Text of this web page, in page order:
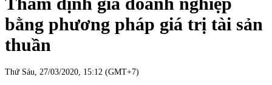
bằng phương pháp giá trị tài sản
thuần
Thứ Sáu, 27/03/2020, 15:12 (GMT+7)